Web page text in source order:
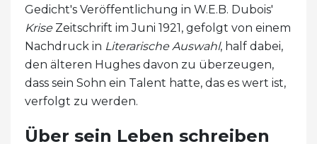
Gedicht's Veröffentlichung in W.E.B. Dubois'
KriseZeitschrift im Juni 1921, gefolgt von einem
Nachdruck in Literarische Auswahl, half dabei,
den älteren Hughes davon zu überzeugen,
dass sein Sohn ein Talent hatte, das es wert ist,
verfolgt zu werden.
Über sein Leben schreiben